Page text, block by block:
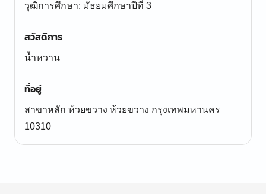
สวัสดิการ
น้ำหวาน
ที่อยู่
สาขาหลัก ห้วยขวาง ห้วยขวาง กรุงเทพมหานคร
10310